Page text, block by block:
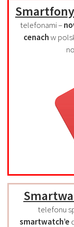
Smartfony
telefonami –
cenachw
telefonu
smartwatch’e